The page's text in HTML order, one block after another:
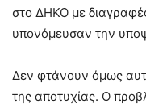
στο ΔΗΚΟ με
υπονόμευσαν την
Δεν φτάνουν όμως
της αποτυχίας. Ο